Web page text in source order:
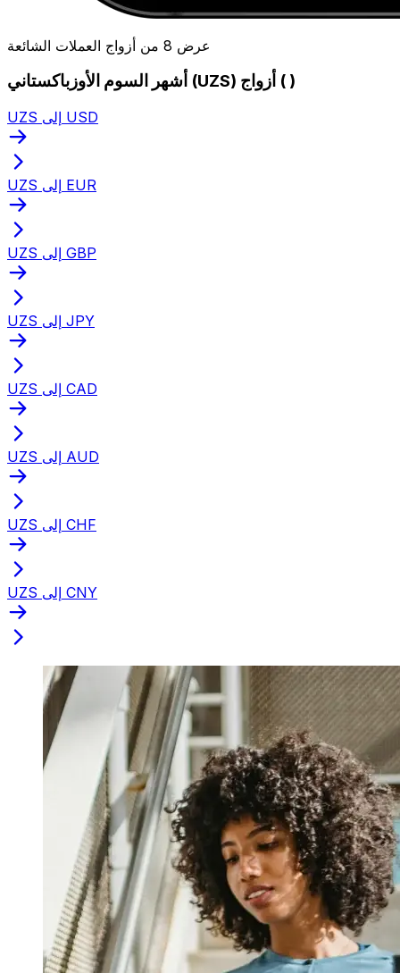
عرض 8 من أزواج العملات الشائعة
أشهر السوم الأوزباكستاني (UZS) أزواج ( )
UZS إلى USD
UZS إلى EUR
UZS إلى GBP
UZS إلى JPY
UZS إلى CAD
UZS إلى AUD
UZS إلى CHF
UZS إلى CNY